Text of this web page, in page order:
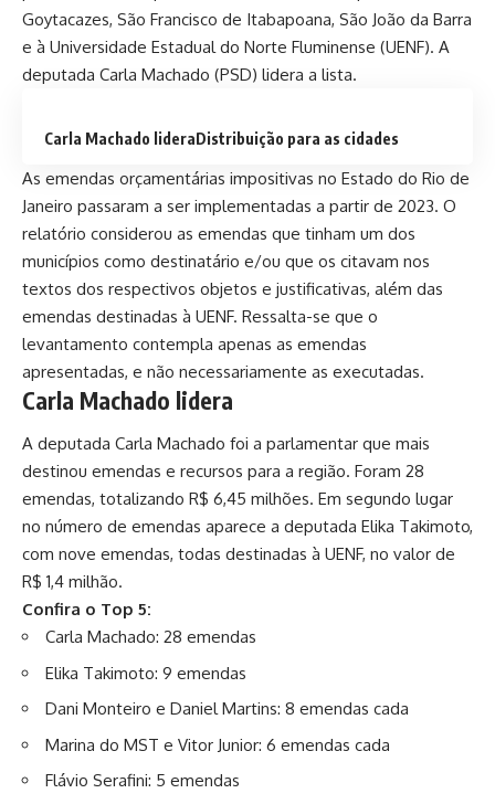
Goytacazes, São Francisco de Itabapoana, São João da Barra
e à Universidade Estadual do Norte Fluminense (UENF). A
deputada Carla Machado (PSD) lidera a lista.
Carla Machado lideraDistribuição para as cidades
As emendas orçamentárias impositivas no Estado do Rio de
Janeiro passaram a ser implementadas a partir de 2023. O
relatório considerou as emendas que tinham um dos
municípios como destinatário e/ou que os citavam nos
textos dos respectivos objetos e justificativas, além das
emendas destinadas à UENF. Ressalta-se que o
levantamento contempla apenas as emendas
apresentadas, e não necessariamente as executadas.
Carla Machado lidera
A deputada Carla Machado foi a parlamentar que mais
destinou emendas e recursos para a região. Foram 28
emendas, totalizando R$ 6,45 milhões. Em segundo lugar
no número de emendas aparece a deputada Elika Takimoto,
com nove emendas, todas destinadas à UENF, no valor de
R$ 1,4 milhão.
Confira o Top 5:
Carla Machado: 28 emendas
Elika Takimoto: 9 emendas
Dani Monteiro e Daniel Martins: 8 emendas cada
Marina do MST e Vitor Junior: 6 emendas cada
Flávio Serafini: 5 emendas